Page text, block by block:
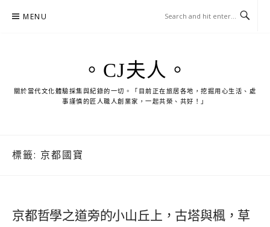
MENU
。CJ夫人。
關於當代文化體驗採集與紀錄的一切。「目前正在旅居各地，挖掘用心生活、處
事謹慎的匠人職人創業家，一起共榮、共好！」
標籤: 京都國寶
京都哲學之道旁的小山丘上，古塔與楓，草